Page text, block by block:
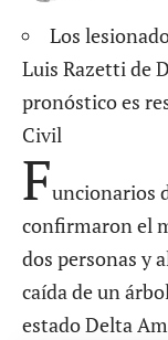
Los
Luis Razetti de
pronóstico es
Civil
Funcionarios
confirmaron el
dos personas y
caída de un
estado Delta